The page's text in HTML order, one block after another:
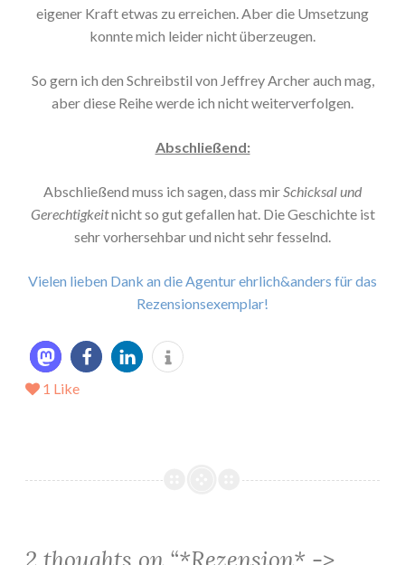
eigener Kraft etwas zu erreichen. Aber die Umsetzung
konnte mich leider nicht überzeugen.
So gern ich den Schreibstil von Jeffrey Archer auch mag,
aber diese Reihe werde ich nicht weiterverfolgen.
Abschließend:
Abschließend muss ich sagen, dass mir Schicksal und
Gerechtigkeitnicht so gut gefallen hat. Die Geschichte ist
sehr vorhersehbar und nicht sehr fesselnd.
Vielen lieben Dank an die Agentur ehrlich&anders für das
Rezensionsexemplar!
1 Like
2 thoughts on “*Rezension* ->